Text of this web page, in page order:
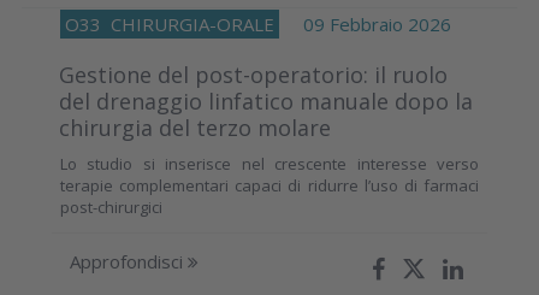
O33 CHIRURGIA-ORALE 09 Febbraio 2026
Gestione del post-operatorio: il ruolo
del drenaggio linfatico manuale dopo la
chirurgia del terzo molare
Lo studio si inserisce nel crescente interesse verso
terapie complementari capaci di ridurre l’uso di farmaci
post-chirurgici
Approfondisci